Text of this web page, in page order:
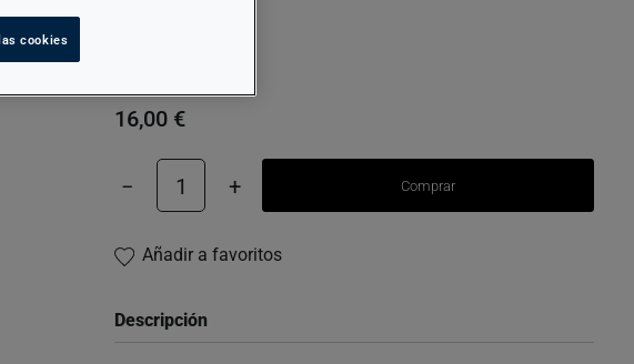
16,00 €
− 1 + Comprar
Añadir a favoritos
Descripción
cookies